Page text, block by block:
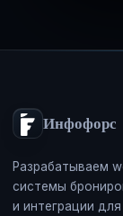
Инфофорс
Разрабатываем
системы
и интеграции для